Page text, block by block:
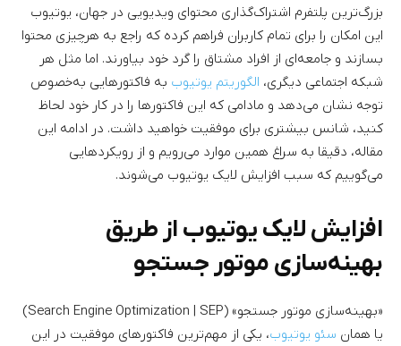
بزرگ‌ترین پلتفرم اشتراک‌گذاری محتوای ویدیویی در جهان، یوتیوب
این امکان را برای تمام کاربران فراهم کرده که راجع به هرچیزی محتوا
بسازند و جامعه‌ای از افراد مشتاق را گرد خود بیاورند. اما مثل هر
شبکه اجتماعی دیگری، الگوریتم یوتیوب به فاکتورهایی به‌خصوص
توجه نشان می‌دهد و مادامی که این فاکتورها را در کار خود لحاظ
کنید، شانس بیشتری برای موفقیت خواهید داشت. در ادامه این
مقاله، دقیقا به سراغ همین موارد می‌رویم و از رویکردهایی
می‌گوییم که سبب افزایش لایک یوتیوب می‌شوند.
افزایش لایک یوتیوب از طریق
بهینه‌سازی موتور جستجو
«بهینه‌سازی موتور جستجو» (Search Engine Optimization | SEP)
یا همان سئو یوتیوب، یکی از مهم‌ترین فاکتورهای موفقیت در این